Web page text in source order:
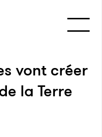
vont créer
la Terre